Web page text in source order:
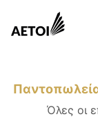
Όλες οι